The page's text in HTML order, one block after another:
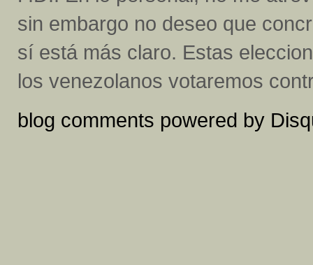
sin embargo no deseo que
sí está más claro. Estas
los venezolanos votaremos
blog comments powered by